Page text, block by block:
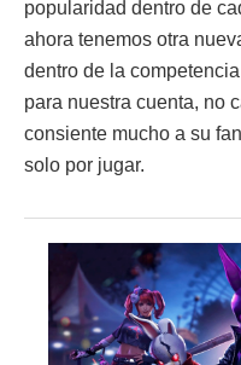
popularidad dentro de
ahora tenemos otra
dentro de la
para nuestra cuenta, no
consiente mucho a su
solo por jugar.